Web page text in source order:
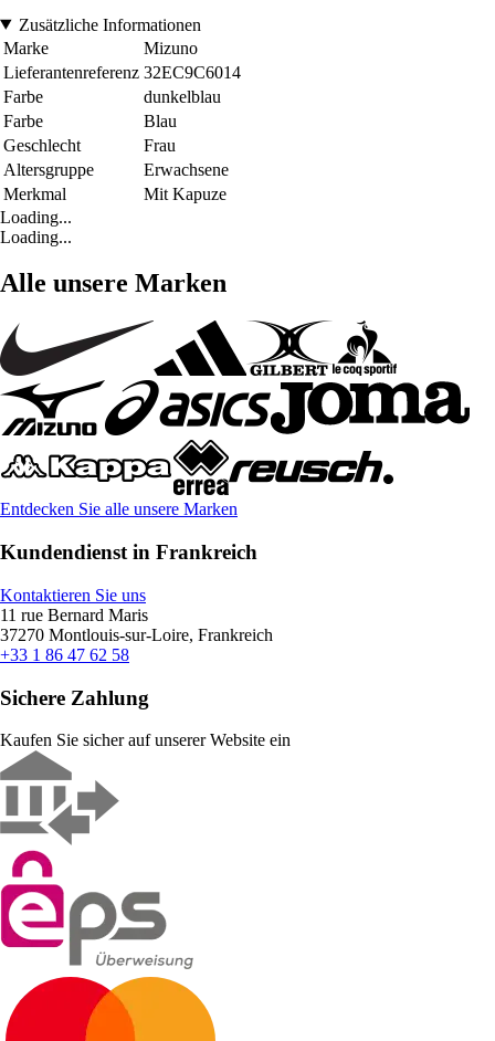
Zusätzliche Informationen
Marke
Mizuno
Lieferantenreferenz 32EC9C6014
Farbe
dunkelblau
Farbe
Blau
Geschlecht
Frau
Altersgruppe
Erwachsene
Merkmal
Mit Kapuze
Loading...
Loading...
Alle unsere Marken
Entdecken Sie alle unsere Marken
Kundendienst in Frankreich
Kontaktieren Sie uns
11 rue Bernard Maris
37270 Montlouis-sur-Loire, Frankreich
+33 1 86 47 62 58
Sichere Zahlung
Kaufen Sie sicher auf unserer Website ein